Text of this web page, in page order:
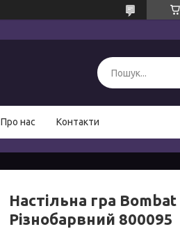
Про нас Контакти
Настільна гра
Різнобарвний 800095